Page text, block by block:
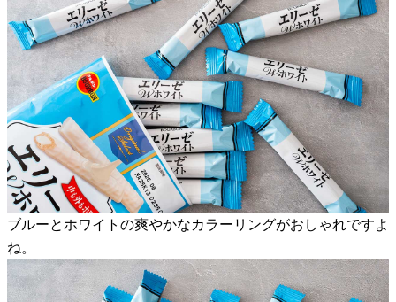
ブルーとホワイトの爽やかなカラーリングがおしゃれですよ
ね。